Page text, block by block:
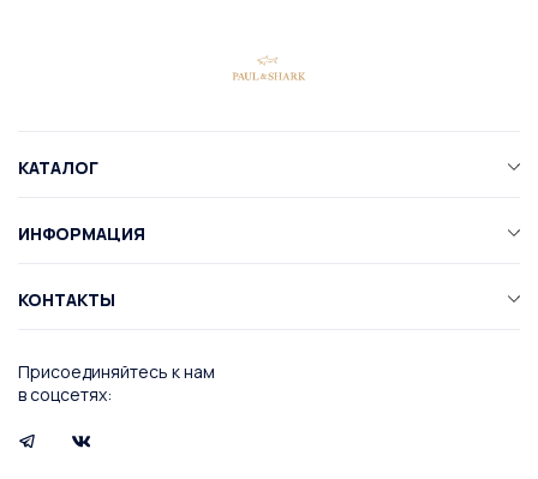
Присоединяйтесь к нам
в соцсетях:
КАТАЛОГ
ИНФОРМАЦИЯ
КОНТАКТЫ